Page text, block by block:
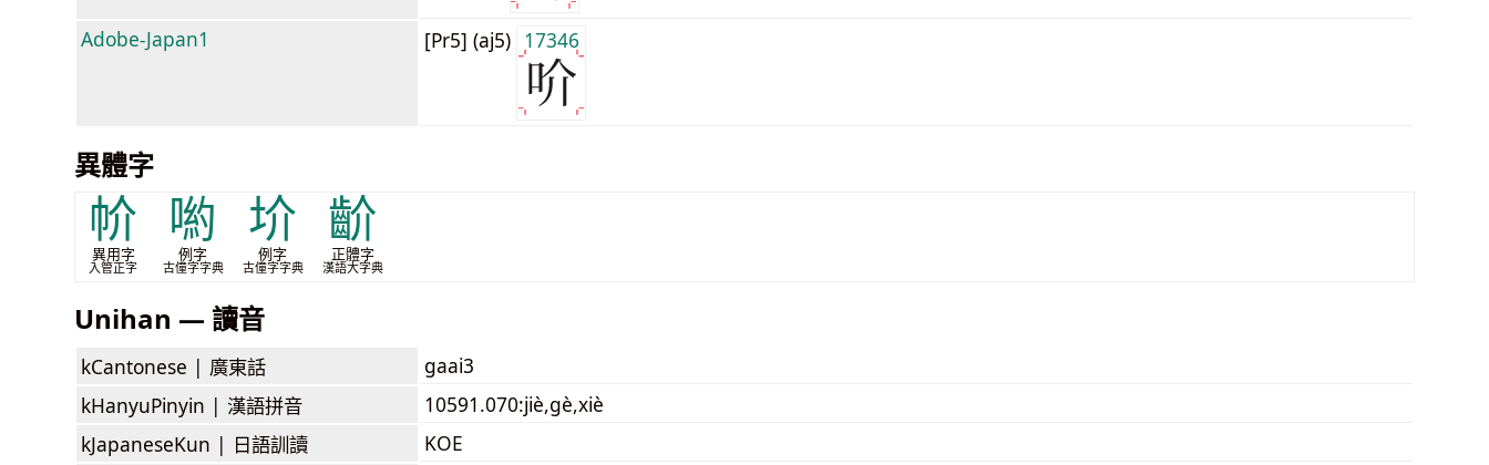
Adobe-Japan1 [Pr5] (aj5) 17346
異體字
㠹
異用字
入管正字
喲
例字
古僮字字典
圿
例字
古僮字字典
齘
正體字
漢語大字典
Unihan — 讀音
kCantonese | 廣東話
gaai3
kHanyuPinyin | 漢語拼音
10591.070:jiè,gè,xiè
kJapaneseKun | 日語訓讀
KOE